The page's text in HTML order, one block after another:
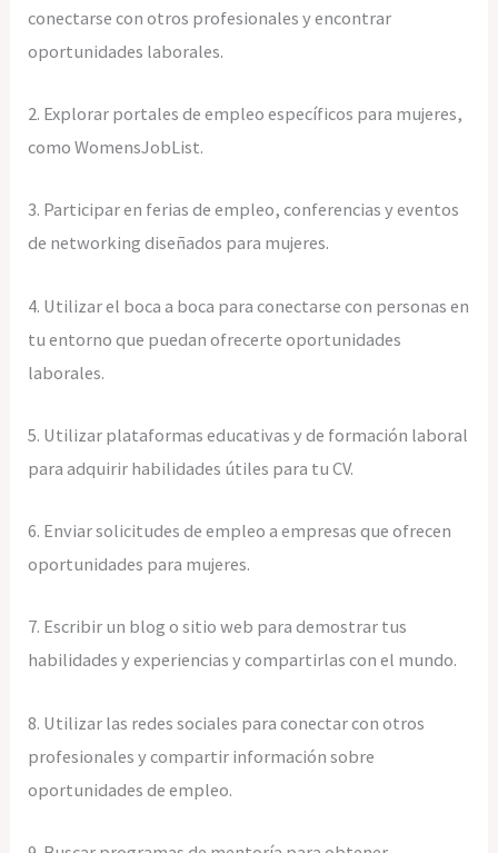
conectarse con otros profesionales y encontrar
oportunidades laborales.
2. Explorar portales de empleo específicos para mujeres,
como WomensJobList.
3. Participar en ferias de empleo, conferencias y eventos
de networking diseñados para mujeres.
4. Utilizar el boca a boca para conectarse con personas en
tu entorno que puedan ofrecerte oportunidades
laborales.
5. Utilizar plataformas educativas y de formación laboral
para adquirir habilidades útiles para tu CV.
6. Enviar solicitudes de empleo a empresas que ofrecen
oportunidades para mujeres.
7. Escribir un blog o sitio web para demostrar tus
habilidades y experiencias y compartirlas con el mundo.
8. Utilizar las redes sociales para conectar con otros
profesionales y compartir información sobre
oportunidades de empleo.